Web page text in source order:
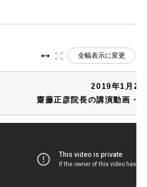
全幅表示に変更
2019年1月27
齋藤正彦院長の講演動画・